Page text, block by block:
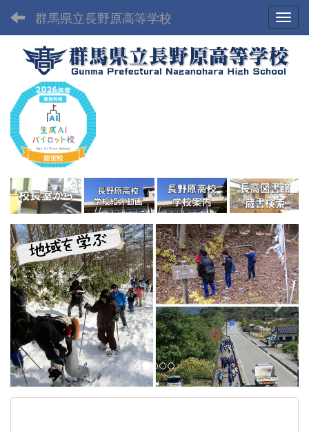
群馬県立長野原高等学校
p
r
e
v
i
o
u
s
n
e
x
t